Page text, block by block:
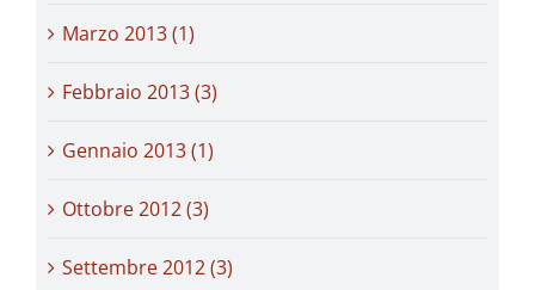
Marzo 2013 (1)
Febbraio 2013 (3)
Gennaio 2013 (1)
Ottobre 2012 (3)
Settembre 2012 (3)